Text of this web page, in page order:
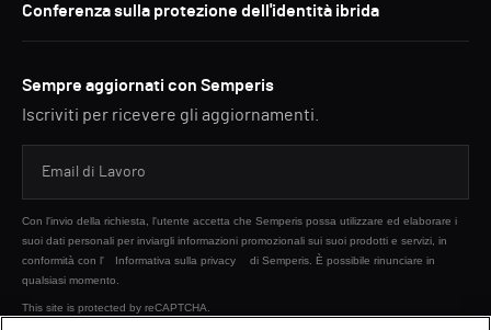
Conferenza sulla protezione dell'identità ibrida
Sempre aggiornati con Semperis
Iscriviti per ricevere gli aggiornamenti.
Con l'invio della richiesta, l'utente accetta che Semperis possa utilizzare ed elaborare i
suoi dati personali per inviargli informazioni promozionali sui suoi prodotti e servizi, in
conformità con l'
Informativa sulla privacy
di Semperis. È possibile rinunciare in
qualsiasi momento.
This site is protected by reCAPTCHA.